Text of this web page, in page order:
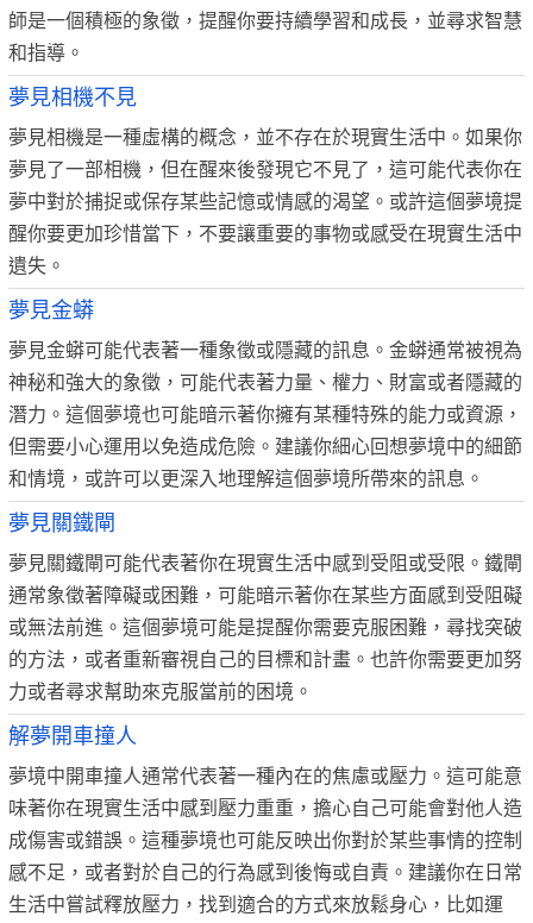
師是一個積極的象徵，提醒你要持續學習和成長，並尋求智慧
和指導。
夢見相機不見
夢見相機是一種虛構的概念，並不存在於現實生活中。如果你
夢見了一部相機，但在醒來後發現它不見了，這可能代表你在
夢中對於捕捉或保存某些記憶或情感的渴望。或許這個夢境提
醒你要更加珍惜當下，不要讓重要的事物或感受在現實生活中
遺失。
夢見金蟒
夢見金蟒可能代表著一種象徵或隱藏的訊息。金蟒通常被視為
神秘和強大的象徵，可能代表著力量、權力、財富或者隱藏的
潛力。這個夢境也可能暗示著你擁有某種特殊的能力或資源，
但需要小心運用以免造成危險。建議你細心回想夢境中的細節
和情境，或許可以更深入地理解這個夢境所帶來的訊息。
夢見關鐵閘
夢見關鐵閘可能代表著你在現實生活中感到受阻或受限。鐵閘
通常象徵著障礙或困難，可能暗示著你在某些方面感到受阻礙
或無法前進。這個夢境可能是提醒你需要克服困難，尋找突破
的方法，或者重新審視自己的目標和計畫。也許你需要更加努
力或者尋求幫助來克服當前的困境。
解夢開車撞人
夢境中開車撞人通常代表著一種內在的焦慮或壓力。這可能意
味著你在現實生活中感到壓力重重，擔心自己可能會對他人造
成傷害或錯誤。這種夢境也可能反映出你對於某些事情的控制
感不足，或者對於自己的行為感到後悔或自責。建議你在日常
生活中嘗試釋放壓力，找到適合的方式來放鬆身心，比如運